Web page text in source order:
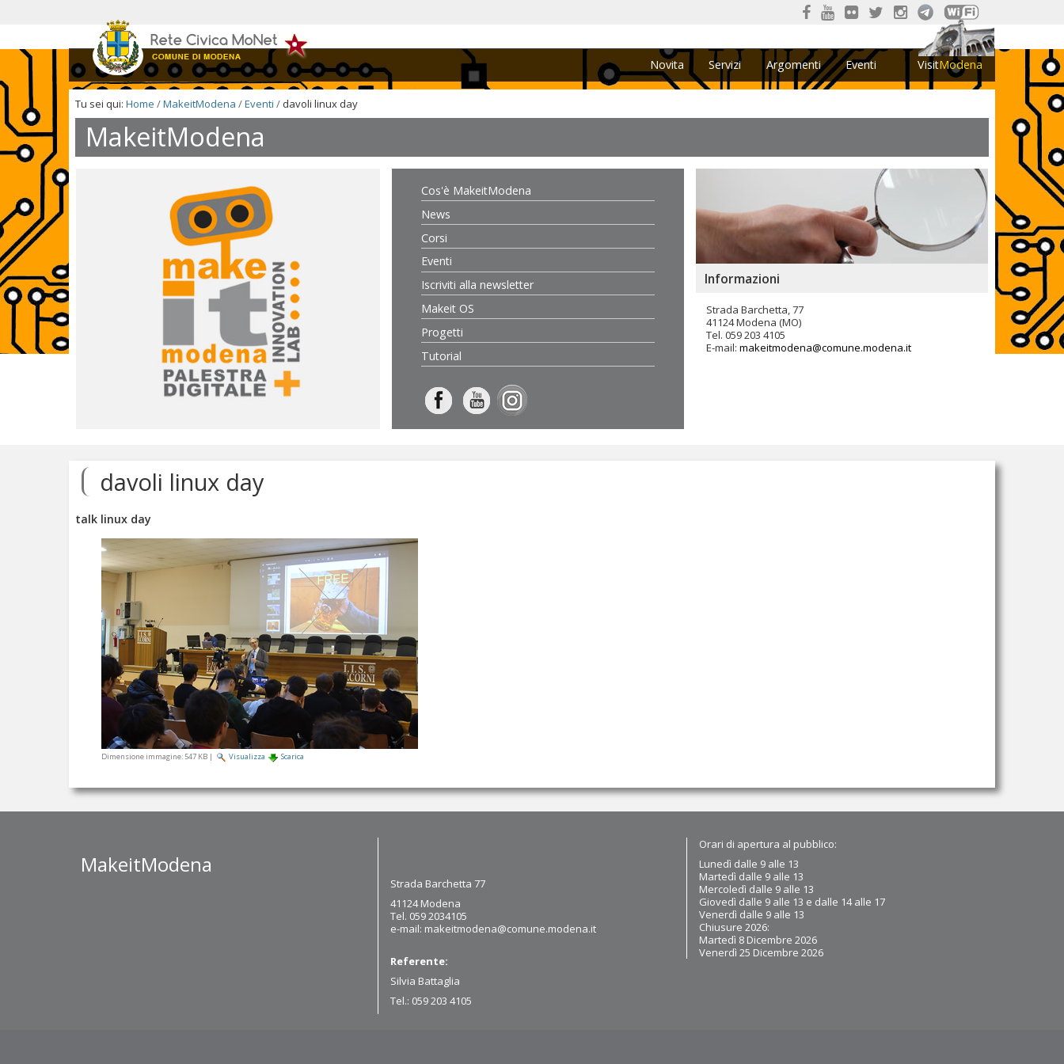
|
alla
navigazione
Novita Servizi Argomenti Eventi VisitModena
Tu sei qui: Home /MakeitModena /Eventi / davoli linux day
MakeitModena
Cos'è MakeitModena
News
Corsi
Eventi
Iscriviti alla newsletter
Makeit OS
Progetti
Tutorial
Informazioni
Strada Barchetta, 77
41124 Modena (MO)
Tel. 059 203 4105
E-mail: makeitmodena@comune.modena.it
contenuti.
Salta
navigazione
davoli linux day
talk linux day
Dimensione immagine:547 KB| Visualizza Scarica
MakeitModena
Strada Barchetta 77
41124 Modena
Tel. 059 2034105
e-mail: makeitmodena@comune.modena.it
Referente:
Silvia Battaglia
Tel.: 059 203 4105
Orari di apertura al pubblico:
Lunedì dalle 9 alle 13
Martedì dalle 9 alle 13
Mercoledì dalle 9 alle 13
Giovedì dalle 9 alle 13 e dalle 14 alle 17
Venerdì dalle 9 alle 13
Chiusure 2026:
Martedì 8 Dicembre 2026
Venerdì 25 Dicembre 2026